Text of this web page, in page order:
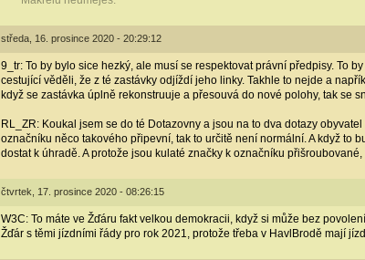
středa, 16. prosince 2020 - 20:29:12
9_tr: To by bylo sice hezký, ale musí se respektovat právní předpisy. To
cestující věděli, že z té zastávky odjíždí jeho linky. Takhle to nejde a
když se zastávka úplně rekonstruuje a přesouvá do nové polohy, tak se
RL_ZR: Koukal jsem se do té Dotazovny a jsou na to dva dotazy obyvatel
označníku něco takového připevní, tak to určitě není normální. A když to
dostat k úhradě. A protože jsou kulaté značky k označníku
čtvrtek, 17. prosince 2020 - 08:26:15
W3C: To máte ve Žďáru fakt velkou demokracii, když si může bez
Žďár s těmi jízdními řády pro rok 2021, protože třeba v HavlBrodě mají